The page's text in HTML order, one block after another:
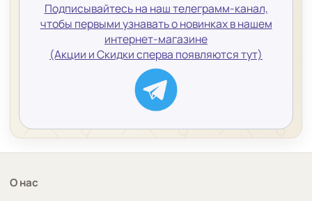
Подписывайтесь на наш телеграмм-канал,
чтобы первыми узнавать о новинках в нашем
интернет-магазине
(Акции и Скидки сперва появляются тут)
О нас